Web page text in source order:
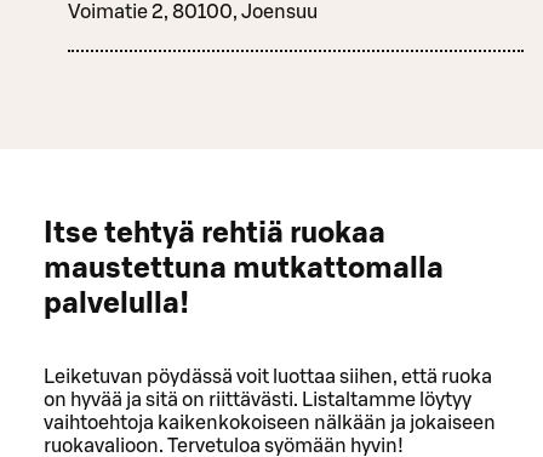
Itse tehtyä rehtiä ruokaa
maustettuna mutkattomalla
palvelulla!
Leiketuvan pöydässä voit luottaa siihen, että ruoka
on hyvää ja sitä on riittävästi. Listaltamme löytyy
vaihtoehtoja kaikenkokoiseen nälkään ja jokaiseen
ruokavalioon. Tervetuloa syömään hyvin!
Voimatie 2, 80100, Joensuu